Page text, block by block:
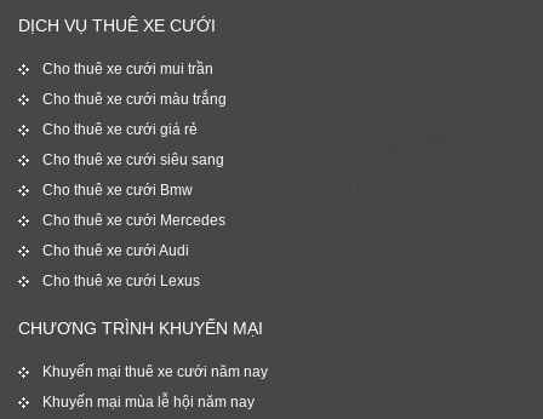
DỊCH VỤ THUÊ XE CƯỚI
Cho thuê xe cưới mui trần
Cho thuê xe cưới màu trắng
Cho thuê xe cưới giá rẻ
Cho thuê xe cưới siêu sang
Cho thuê xe cưới Bmw
Cho thuê xe cưới Mercedes
Cho thuê xe cưới Audi
Cho thuê xe cưới Lexus
CHƯƠNG TRÌNH KHUYẾN MẠI
Khuyến mại thuê xe cưới năm nay
Khuyến mại mùa lễ hội năm nay